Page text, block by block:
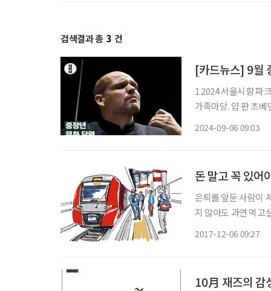
검색결과 총 3 건
[카드뉴스] 9월
1 2024 서울시향 파
가족마당. 얍 판 츠베덴
2024-09-06 09:03
돈 말고 꼭 있어
은퇴를 앞둔 사람이
지 않아도 과연 먹고
2017-12-06 09:27
10月 재즈의